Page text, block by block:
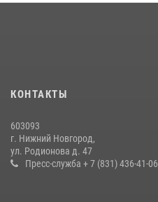
28 июля 2026, 15:39
более 600 раз по сигналу «тревога»
20 июля 2026, 12:26
КОНТАКТЫ
603093
г. Нижний Новгород,
ул. Родионова д. 47
Пресс-служба + 7 (831) 436-41-06